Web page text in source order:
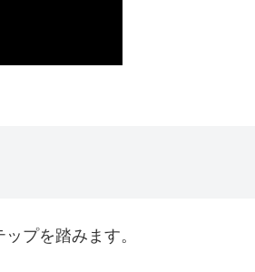
プを踏みます。